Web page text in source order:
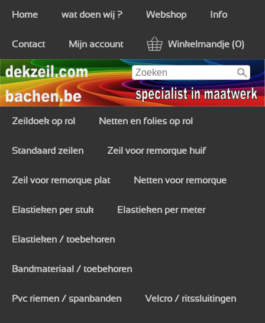
Home wat doen wij ? Webshop Info
Contact Mijn account Winkelmandje (0)
Zeildoek op rol Netten en folies op rol
Standaard zeilen Zeil voor remorque huif
Zeil voor remorque plat Netten voor remorque
Elastieken per stuk Elastieken per meter
Elastieken / toebehoren
Bandmateriaal / toebehoren
Pvc riemen / spanbanden Velcro / ritssluitingen